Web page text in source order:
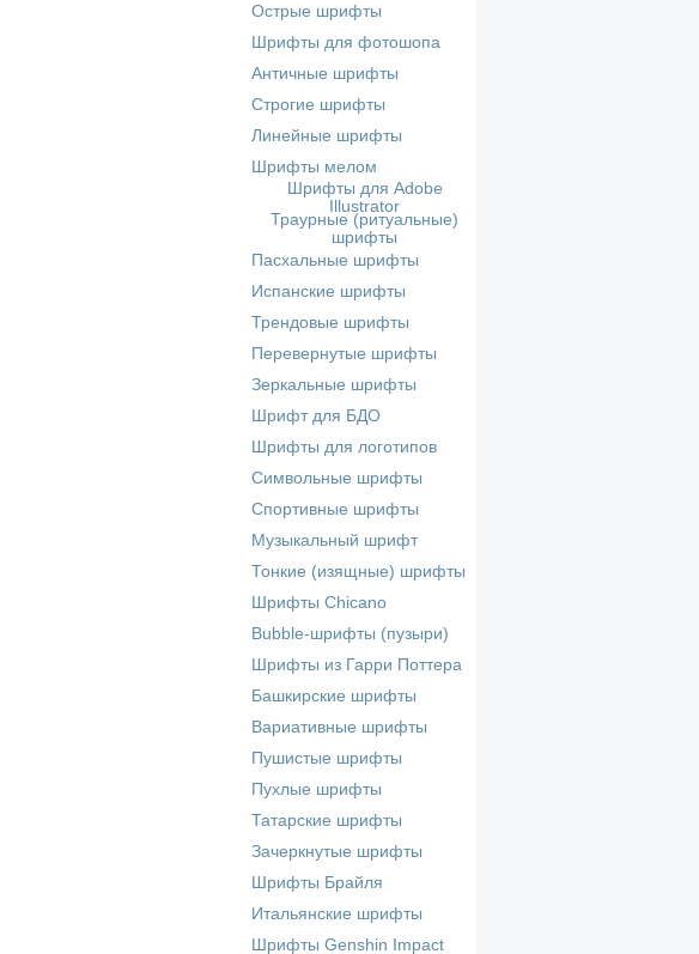
Острые шрифты
Шрифты для фотошопа
Античные шрифты
Строгие шрифты
Линейные шрифты
Шрифты мелом
Шрифты для Adobe
Illustrator
Траурные (ритуальные)
шрифты
Пасхальные шрифты
Испанские шрифты
Трендовые шрифты
Перевернутые шрифты
Зеркальные шрифты
Шрифт для БДО
Шрифты для логотипов
Символьные шрифты
Спортивные шрифты
Музыкальный шрифт
Тонкие (изящные) шрифты
Шрифты Chicano
Bubble-шрифты (пузыри)
Шрифты из Гарри Поттера
Башкирские шрифты
Вариативные шрифты
Пушистые шрифты
Пухлые шрифты
Татарские шрифты
Зачеркнутые шрифты
Шрифты Брайля
Итальянские шрифты
Шрифты Genshin Impact